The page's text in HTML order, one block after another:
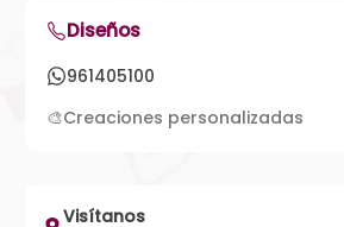
Diseños
961405100
🎨Creaciones personalizadas
Visítanos